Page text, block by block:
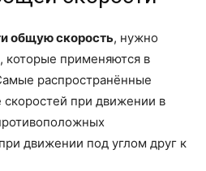
общую скорость, нужно
которые применяются в
распространённые
при движении в
движении под углом друг к